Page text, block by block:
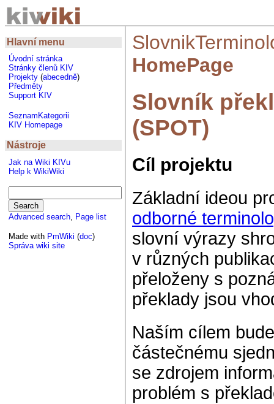
Hlavní menu
Úvodní stránka
Stránky členů KIV
Projekty (abecedně)
Předměty
Support KIV
SeznamKategorii
KIV Homepage
Nástroje
Jak na Wiki KIVu
Help k WikiWiki
Advanced search, Page list
Made with PmWiki (doc)
Správa wiki site
HomePage
Slovník
(SPOT)
Cíl projektu
Základní ideou
odborné
slovní výrazy
v různých
přeloženy s
překlady jsou
Naším cílem
částečnému
se zdrojem
problém s